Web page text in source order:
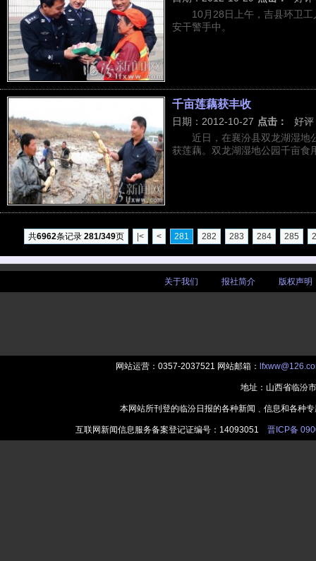
10月28日上午，吉县环卫
安干警手中。
千亩莲藕获丰收
日期：2012-10-27 点击：
好评
近日，在襄汾县双龙湖湿地
获莲藕。双龙湖湿地公园千亩食
|< < 281 282 283 284 285
共6962条记录 281/349页
关于我们 报社简介 版权声明
网站运营：0357-2037521 网站邮箱：
地址：山西省临汾
本网站所刊登的临汾日报的各种新闻﹑信息和各种
互联网新闻信息服务备案登记证编号：14093051 晋ICP备